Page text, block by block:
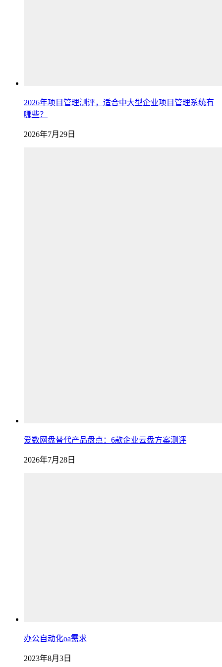
2026年项目管理测评，适合中大型企业项目管理系统有
哪些？
2026年7月29日
爱数网盘替代产品盘点：6款企业云盘方案测评
2026年7月28日
办公自动化oa需求
2023年8月3日